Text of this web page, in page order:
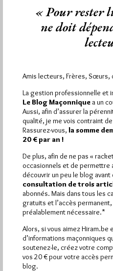
François Morel aime aussi
Humour
Hier jeudi 6 août 2026,
2 608 pagesont été lues
Quels sont
Abonnement aux Newsletters
« Pour rester
ne doit
Amis lecteurs, Frères, Sœurs,
La gestion professionnelle et
Le Blog Maçonnique a un
Aussi, afin d’assurer la
qualité, je me vois contraint
Rassurez-vous, la somme
20 € par an !
De plus, afin de ne pas «
occasionnels et de permettre
découvrir un peu le blog avant
consultation de trois
abonnés. Mais dans tous les
gratuits et l’accès
préalablement nécessaire.*
Alors, si vous aimez
d’informations maçonniques
soutenez-le, créez votre
vos 20 € pour votre accès
blog.